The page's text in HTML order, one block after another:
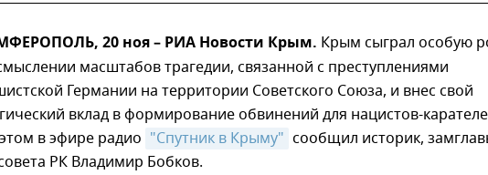
20 ноя – РИА Новости Крым. Крым сыграл особую
масштабов трагедии, связанной с преступлениями
Германии на территории Советского Союза, и внес свой
вклад в формирование обвинений для нацистов-
в эфире радио "Спутник в Крыму" сообщил историк,
РК Владимир Бобков.